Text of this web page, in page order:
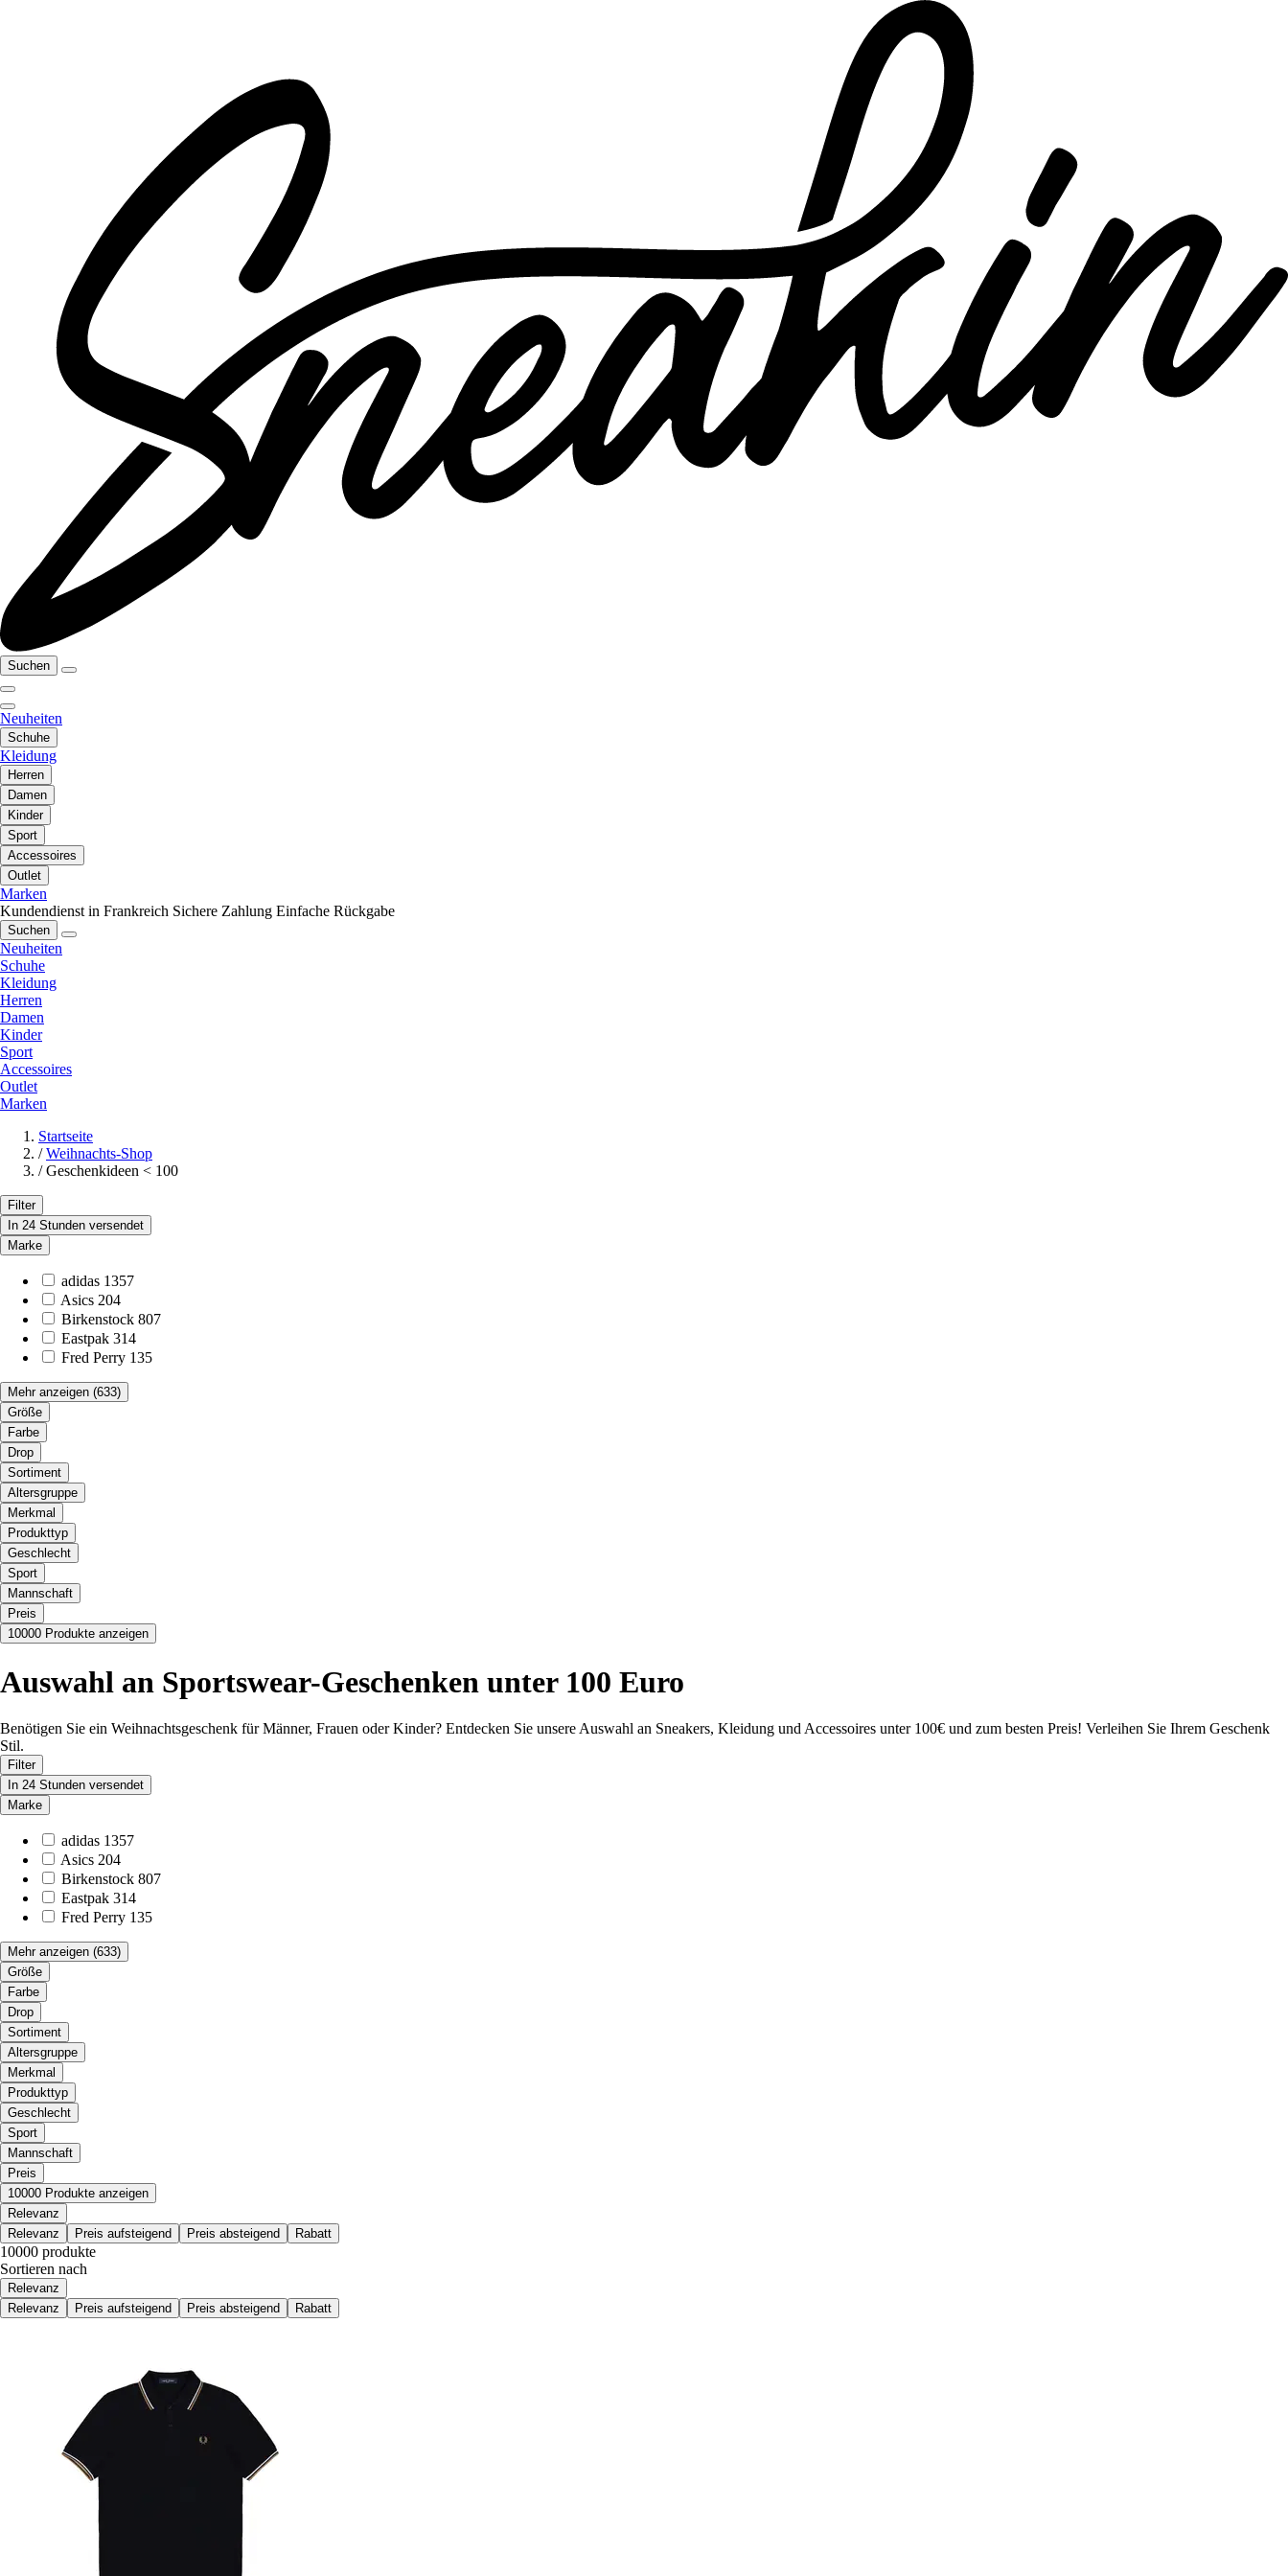
Suchen
Neuheiten
Schuhe
Kleidung
Herren
Damen
Kinder
Sport
Accessoires
Outlet
Marken
Kundendienst in Frankreich Sichere Zahlung Einfache Rückgabe
Suchen
Neuheiten
Schuhe
Kleidung
Herren
Damen
Kinder
Sport
Accessoires
Outlet
Marken
Startseite
/ Weihnachts-Shop
/ Geschenkideen < 100
Filter
In 24 Stunden versendet
Marke
adidas 1357
Asics 204
Birkenstock 807
Eastpak 314
Fred Perry 135
Mehr anzeigen (633)
Größe
Farbe
Drop
Sortiment
Altersgruppe
Merkmal
Produkttyp
Geschlecht
Sport
Mannschaft
Preis
10000 Produkte anzeigen
Auswahl an Sportswear-Geschenken unter 100 Euro
Benötigen Sie ein Weihnachtsgeschenk für Männer, Frauen oder Kinder? Entdecken Sie unsere Auswahl an Sneakers, Kleidung und Accessoires unter 100€ und zum besten Preis! Verleihen Sie Ihrem Geschenk
Stil.
Filter
In 24 Stunden versendet
Marke
adidas 1357
Asics 204
Birkenstock 807
Eastpak 314
Fred Perry 135
Mehr anzeigen (633)
Größe
Farbe
Drop
Sortiment
Altersgruppe
Merkmal
Produkttyp
Geschlecht
Sport
Mannschaft
Preis
10000 Produkte anzeigen
Relevanz
Relevanz
Preis aufsteigend Preis absteigend Rabatt
10000 produkte
Sortieren nach
Relevanz
Relevanz
Preis aufsteigend Preis absteigend Rabatt